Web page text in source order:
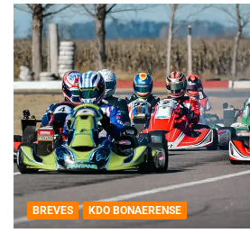
BREVES KDO BONAERENSE